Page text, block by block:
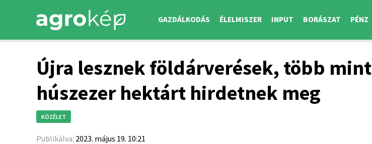
GAZDÁLKODÁS ÉLELMISZER INPUT BORÁSZAT PÉNZ
Újra lesznek földárverések, több mint
húszezer hektárt hirdetnek meg
KÖZÉLET
Publikálva: 2023. május 19. 10:21